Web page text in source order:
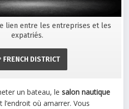
lien entre les entreprises et les
expatriés.
FRENCH DISTRICT
un bateau, lesalon nautique
où amarrer. Vous